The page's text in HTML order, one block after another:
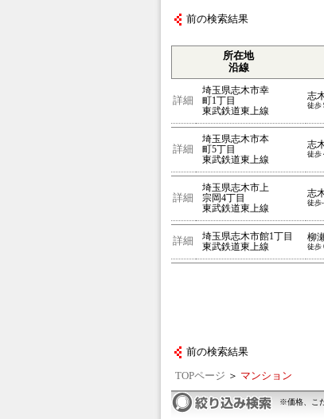
前の検索結果
所在地
沿線
詳細
埼玉県志木市幸
町1丁目
東武鉄道東上線
志
徒歩
詳細
埼玉県志木市本
町5丁目
東武鉄道東上線
志
徒歩
詳細
埼玉県志木市上
宗岡4丁目
東武鉄道東上線
志
徒歩
詳細
埼玉県志木市館1丁目
東武鉄道東上線
柳
徒歩
前の検索結果
TOPページ ＞ マンション
※価格、こ